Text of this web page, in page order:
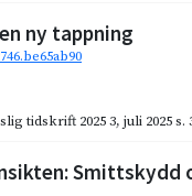
ny tappning
tidskrift 2025 3, juli 2025s.
Smittskydd